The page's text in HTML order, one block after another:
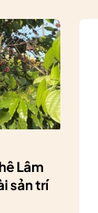
Lâm
sản trí